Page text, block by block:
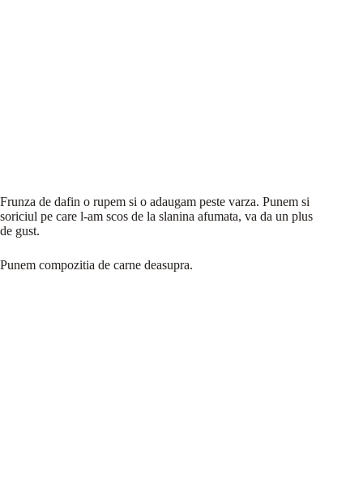
Frunza de dafin o rupem si o adaugam peste varza. Punem si
soriciul pe care l-am scos de la slanina afumata, va da un plus
de gust.
Punem compozitia de carne deasupra.